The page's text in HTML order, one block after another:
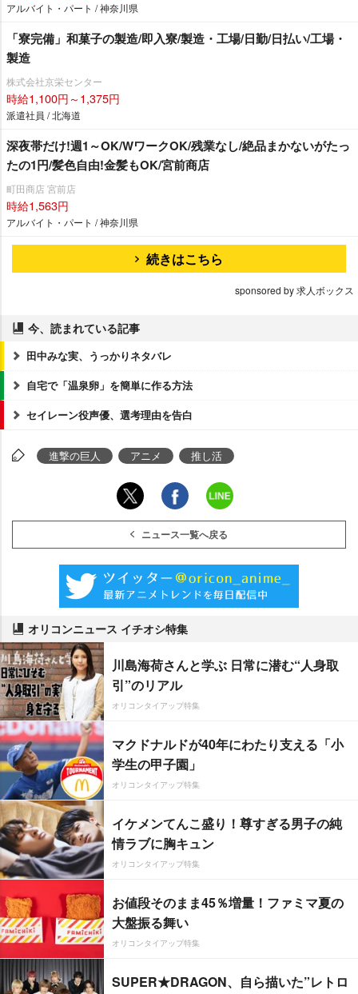
アルバイト・パート / 神奈川県
「寮完備」和菓子の製造/即入寮/製造・工場/日勤/日払い/工場・
製造
株式会社京栄センター
時給1,100円～1,375円
派遣社員 / 北海道
深夜帯だけ!週1～OK/WワークOK/残業なし/絶品まかないがたっ
たの1円/髪色自由!金髪もOK/宮前商店
町田商店 宮前店
時給1,563円
アルバイト・パート / 神奈川県
続きはこちら
sponsored by 求人ボックス
今、読まれている記事
田中みな実、うっかりネタバレ
自宅で「温泉卵」を簡単に作る方法
セイレーン役声優、選考理由を告白
進撃の巨人 アニメ 推し活
ニュース一覧へ戻る
オリコンニュース イチオシ特集
川島海荷さんと学ぶ 日常に潜む“人身取
引”のリアル
オリコンタイアップ特集
マクドナルドが40年にわたり支える「小
学生の甲子園」
オリコンタイアップ特集
イケメンてんこ盛り！尊すぎる男子の純
情ラブに胸キュン
オリコンタイアップ特集
お値段そのまま45％増量！ファミマ夏の
大盤振る舞い
オリコンタイアップ特集
SUPER★DRAGON、自ら描いた”レトロ